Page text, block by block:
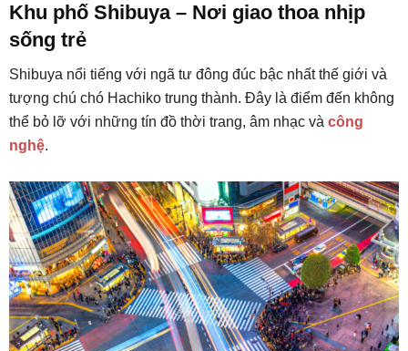
Khu phố Shibuya – Nơi giao thoa nhịp
sống trẻ
Shibuya nổi tiếng với ngã tư đông đúc bậc nhất thế giới và
tượng chú chó Hachiko trung thành. Đây là điểm đến không
thể bỏ lỡ với những tín đồ thời trang, âm nhạc và công
nghệ.